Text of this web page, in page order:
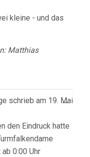
kleine - und das
Matthias
schrieb am 19. Mai
den Eindruck hatte
0:00 Uhr
...Diese
ein-/